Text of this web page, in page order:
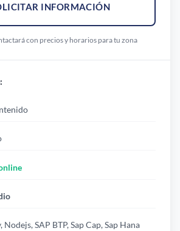
INFORMACIÓN
con precios y horarios para tu zona
SAP BTP, Sap Cap, Sap Hana